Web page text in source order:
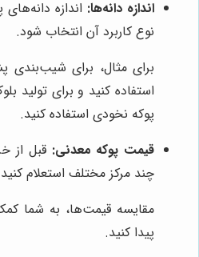
اندازه دانه‌ها: اندازه
نوع کاربرد آن انتخاب شود.
برای مثال، برای شیب‌بندی
استفاده کنید و برای تولید
پوکه نخودی استفاده کنید.
قیمت پوکه معدنی: قبل از
چند مرکز مختلف استعلام
مقایسه قیمت‌ها، به شما
پیدا کنید.